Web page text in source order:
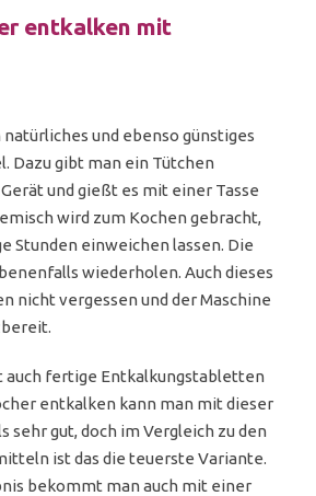
entkalken mit
und ebenso günstiges
Dazu gibt man ein Tütchen
und gießt es mit einer Tasse
wird zum Kochen gebracht,
Stunden einweichen lassen. Die
wiederholen. Auch dieses
nicht vergessen und der Maschine
auch fertige Entkalkungstabletten
entkalken kann man mit dieser
sehr gut, doch im Vergleich zu den
ist das die teuerste Variante.
bekommt man auch mit einer